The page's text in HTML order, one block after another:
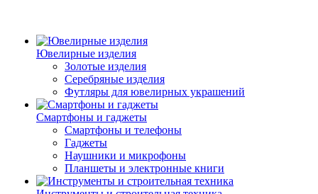
Ювелирные изделия
Золотые изделия
Серебряные изделия
Футляры для ювелирных украшений
Смартфоны и гаджеты
Смартфоны и телефоны
Гаджеты
Наушники и микрофоны
Планшеты и электронные книги